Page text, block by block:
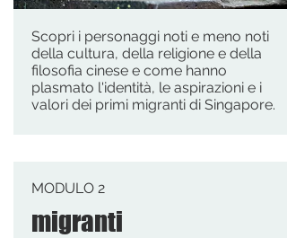
Scopri i personaggi noti e meno noti
della cultura, della religione e della
filosofia cinese e come hanno
plasmato l'identità, le aspirazioni e i
valori dei primi migranti di Singapore.
MODULO 2
migranti